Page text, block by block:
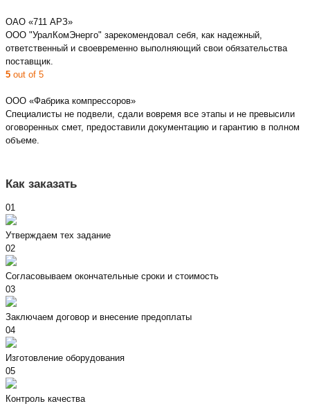
ОАО «711 АРЗ»
ООО "УралКомЭнерго" зарекомендовал себя, как надежный,
ответственный и своевременно выполняющий свои обязательства
поставщик.
5 out of 5
ООО «Фабрика компрессоров»
Специалисты не подвели, сдали вовремя все этапы и не превысили
оговоренных смет, предоставили документацию и гарантию в полном
объеме.
Как заказать
01
Утверждаем тех задание
02
Согласовываем окончательные сроки и стоимость
03
Заключаем договор и внесение предоплаты
04
Изготовление оборудования
05
Контроль качества